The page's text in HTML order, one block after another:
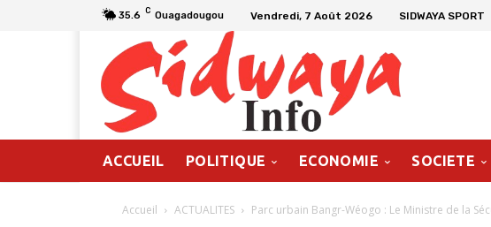
35.6 C Ouagadougou Vendredi, 7 Août 2026 SIDWAYA SPORT
ACCUEIL POLITIQUE ECONOMIE SOCIETE
Accueil ACTUALITES Parc urbain Bangr-Wéogo : Le Ministre de la